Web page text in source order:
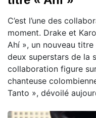
C’est l’une des
moment. Drake et
Ahí », un nouveau
deux superstars de la
collaboration figure
chanteuse
Tanto », dévoilé